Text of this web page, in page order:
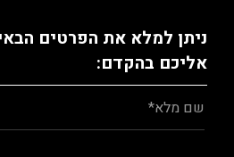
ניתן למלא את הפרטים
אליכם בהקדם: